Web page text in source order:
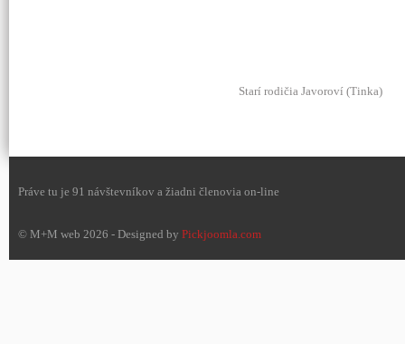
Starí rodičia Javoroví (Tinka)
Práve tu je 91 návštevníkov a žiadni členovia on-line
© M+M web 2026 - Designed by Pickjoomla.com